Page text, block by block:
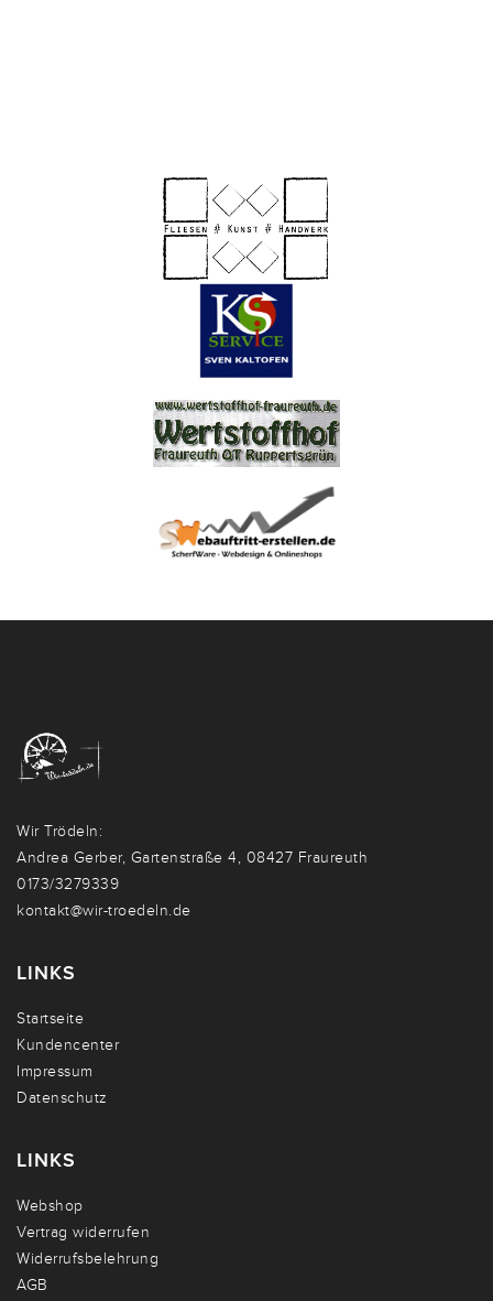
Wir Trödeln:
Andrea Gerber, Gartenstraße 4, 08427 Fraureuth
0173/3279339
kontakt@wir-troedeln.de
LINKS
Startseite
Kundencenter
Impressum
Datenschutz
LINKS
Webshop
Vertrag widerrufen
Widerrufsbelehrung
AGB